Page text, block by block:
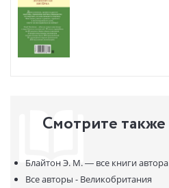
Смотрите также
Блайтон Э. М. — все книги автора
Все авторы - Великобритания